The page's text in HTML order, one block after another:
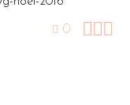
0 